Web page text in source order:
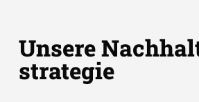
Unsere
strategie